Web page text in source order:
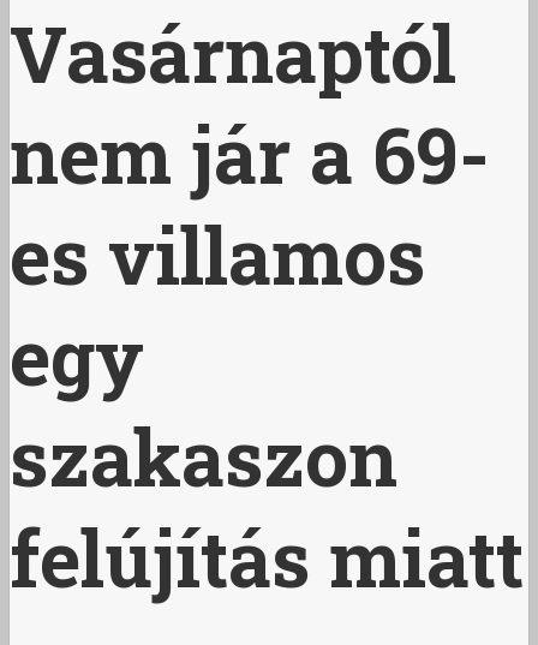
Vasárnaptól
nem jár a 69-
es villamos
egy
szakaszon
felújítás miatt